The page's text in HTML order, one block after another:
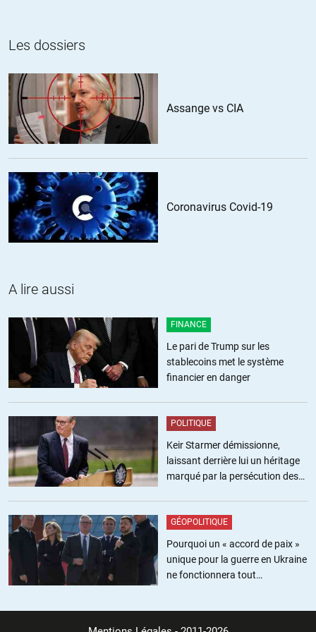
Le projet de loi « anti-Amazon » vise en réalité à lui interdire de
cumuler la réduction de 5% permise par la loi Lang et la gratuité des
reste encore du secteur de la librairie.
Une fois de plus c’est une demie-mesure de la part du gouvernement
qui n’ose pas s’en prendre comme d’autres pays le font à
l’optimisation-évasion fiscale que pratique notamment Amazon mais
aussi Google, Yahoo etc…..!
ALERTER
yoananda//07.10.2013 à 15h35
Je finis par me dire qu’ils ont raison « d’optimiser ».
honnêtes et laisse les criminel dehors (en cols blanc ou les
Mais sur le principe, dans l’absolu, ok pour dire que tout le monde
devrait payer ses impôts. Point.
Par contre, dans le contexte actuel, la question de ce que fait l’état
avec notre argent doit être posée très clairement dans un pays qui
Michel Martin//08.10.2013 à 13h19
les impôts, ce n’est pas tellement pour payer la bureaucratie, c’est
quand même avant tout pour éduquer les lecteurs sans lesquels
Amazon n’aurait aucun client.
ALERTER
bizbee // 08.10.2013 à 13h52
Les dossiers
Assange vs CIA
Coronavirus Covid-19
A lire aussi
FINANCE
Le pari de Trump sur les
stablecoins met le système
financier en danger
POLITIQUE
Keir Starmer démissionne,
laissant derrière lui un héritage
marqué par la persécution des
GÉOPOLITIQUE
Pourquoi un « accord de paix »
unique pour la guerre en Ukraine
ne fonctionnera tout